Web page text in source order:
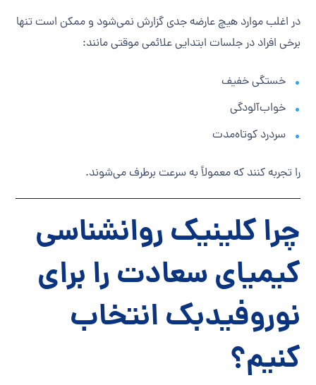
در اغلب موارد هیچ عارضه جدی گزارش نمی‌شود و ممکن است تنها
برخی افراد در جلسات ابتدایی علائمی موقتی مانند:
خستگی خفیف
خواب‌آلودگی
سردرد کوتاه‌مدت
را تجربه کنند که معمولاً به سرعت برطرف می‌شوند.
چرا کلینیک روانشناسی
کیمیای سعادت را برای
نوروفیدبک انتخاب
کنیم؟